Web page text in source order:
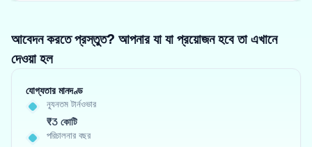
আবেদন করতে প্রস্তুত? আপনার যা যা প্রয়োজন হবে তা এখানে
দেওয়া হল
যোগ্যতার মানদণ্ড
ন্যূনতম টার্নওভার
₹3 কোটি
পরিচালনার বছর